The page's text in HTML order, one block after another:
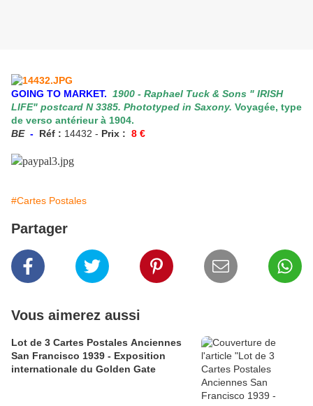
GOING TO MARKET. 1900 - Raphael Tuck & Sons " IRISH
LIFE" postcard N 3385. Phototyped in Saxony. Voyagée, type
de verso antérieur à 1904.
BE - Réf : 14432 - Prix : 8 €
#Cartes Postales
Partager
Vous aimerez aussi
Lot de 3 Cartes Postales Anciennes
San Francisco 1939 - Exposition
internationale du Golden Gate